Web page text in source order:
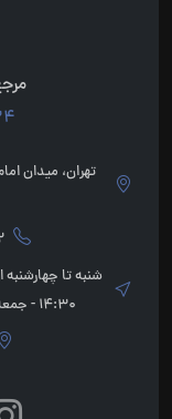
7/24
14:30 - جمعه و روزهای تعطیل فروشگاه تعطیل می باشد.